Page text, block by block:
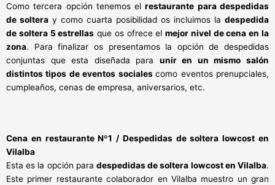
Como tercera opción tenemos elrestaurante para despedidas
de soltera y como cuarta posibilidad os incluimos la despedida
de soltera 5 estrellas que os ofrece elmejor nivel de cena en la
zona. Para finalizar os presentamos la opción de despedidas
conjuntas que esta diseñada para unir en un mismo salón
distintos tipos de eventos socialescomo eventos prenupciales,
cumpleaños, cenas de empresa, aniversarios, etc.
Cena en restaurante Nº1 / Despedidas de soltera lowcost en
Vilalba
Esta es la opción para despedidas de soltera lowcost en Vilalba.
Este primer restaurante colaborador en Vilalba muestro un gran